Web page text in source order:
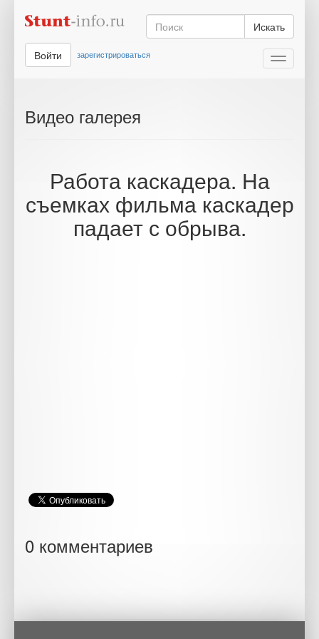
Искать
Toggle
Войти зарегистрироваться
Видео галерея
Работа каскадера. На
съемках фильма каскадер
падает с обрыва.
0 комментариев